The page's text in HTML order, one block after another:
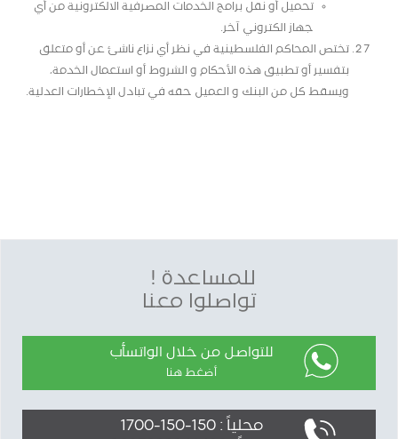
تحميل أو نقل برامج الخدمات المصرفية الالكترونية من أي
جهاز الكتروني آخر.
تختص المحاكم الفلسطينية في نظر أي نزاع ناشئ عن أو متعلق
بتفسير أو تطبيق هذه الأحكام و الشروط أو استعمال الخدمة،
ويسقط كل من البنك و العميل حقه في تبادل الإخطارات العدلية.
للمساعدة !
تواصلوا معنا
للتواصل من خلال الواتسأب
أضغط هنا
محلياً : 150-150-1700